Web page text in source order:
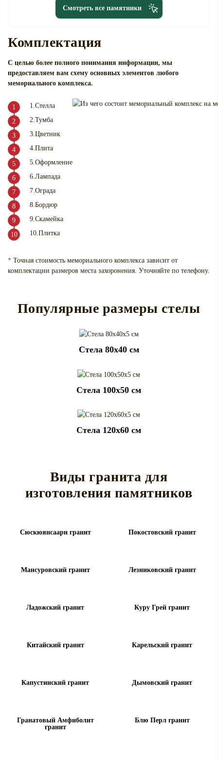
Смотреть все памятники
Комплектация
С целью более полного понимания информации, мы
предоставляем вам схему основных элементов любого
мемориального комплекса.
1.Стелла
2.Тумба
3.Цветник
4.Плита
5.Оформление
6.Лампада
7.Ограда
8.Бордюр
9.Скамейка
10.Плитка
* Точная стоимость мемориального комплекса зависит от
комплектации размеров места захоронения. Уточняйте по телефону.
Популярные размеры стелы
Cтела 80x40 см
Cтела 100x50 см
Cтела 120x60 см
Виды гранита для
изготовления памятников
Сюскюянсаари гранит Покостовский гранит
Мансуровский гранит Лезниковский гранит
Ладожский гранит Куру Грей гранит
Китайский гранит Карельский гранит
Капустинский гранит Дымовский гранит
Гранатовый Амфиболит
гранит
Блю Перл гранит